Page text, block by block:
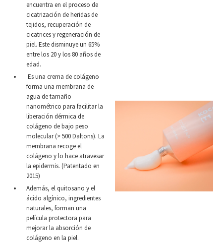
encuentra en el proceso de
cicatrización de heridas de
tejidos, recuperación de
cicatrices y regeneración de
piel. Este disminuye un 65%
entre los 20 y los 80 años de
edad.
Es una crema de colágeno
forma una membrana de
agua de tamaño
nanométrico para facilitar la
liberación dérmica de
colágeno de bajo peso
molecular (> 500 Daltons). La
membrana recoge el
colágeno y lo hace atravesar
la epidermis. (Patentado en
2015)
Además, el quitosano y el
ácido algínico, ingredientes
naturales, forman una
película protectora para
mejorar la absorción de
colágeno en la piel.